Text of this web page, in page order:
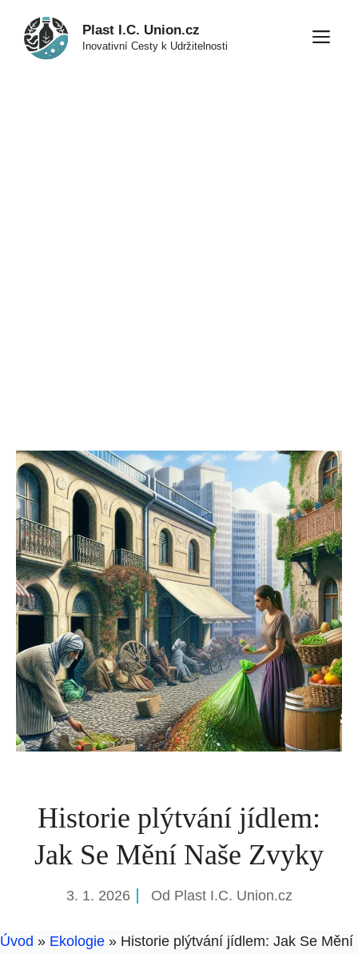
obsah
Plast I.C. Union.cz
Inovativní Cesty k Udržitelnosti
Historie plýtvání jídlem:
Jak Se Mění Naše Zvyky
3. 1. 2026 Od Plast I.C. Union.cz
Úvod » Ekologie » Historie plýtvání jídlem: Jak Se Mění